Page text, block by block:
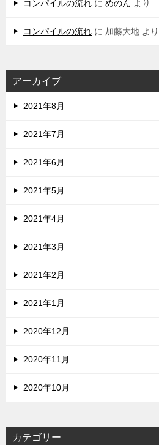
コンパイルの流れ に めのん より
コンパイルの流れ に 加藤大地 より
アーカイブ
2021年8月
2021年7月
2021年6月
2021年5月
2021年4月
2021年3月
2021年2月
2021年1月
2020年12月
2020年11月
2020年10月
カテゴリー